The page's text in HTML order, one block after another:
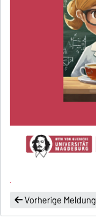
Vorherige Meldung